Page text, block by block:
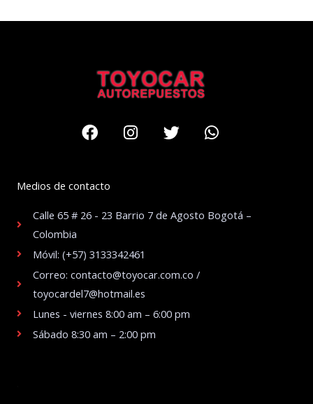
FacebookInstagram
TwitterWhatsapp
Medios de contacto
Calle 65 # 26 - 23 Barrio 7 de Agosto Bogotá –
Colombia
Móvil: (+57) 3133342461
Correo: contacto@toyocar.com.co /
toyocardel7@hotmail.es
Lunes - viernes 8:00 am – 6:00 pm
Sábado 8:30 am – 2:00 pm